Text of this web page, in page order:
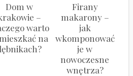
Dom w
–
warto
na
Firany
makarony –
jak
wkomponować
je w
nowoczesne
wnętrza?